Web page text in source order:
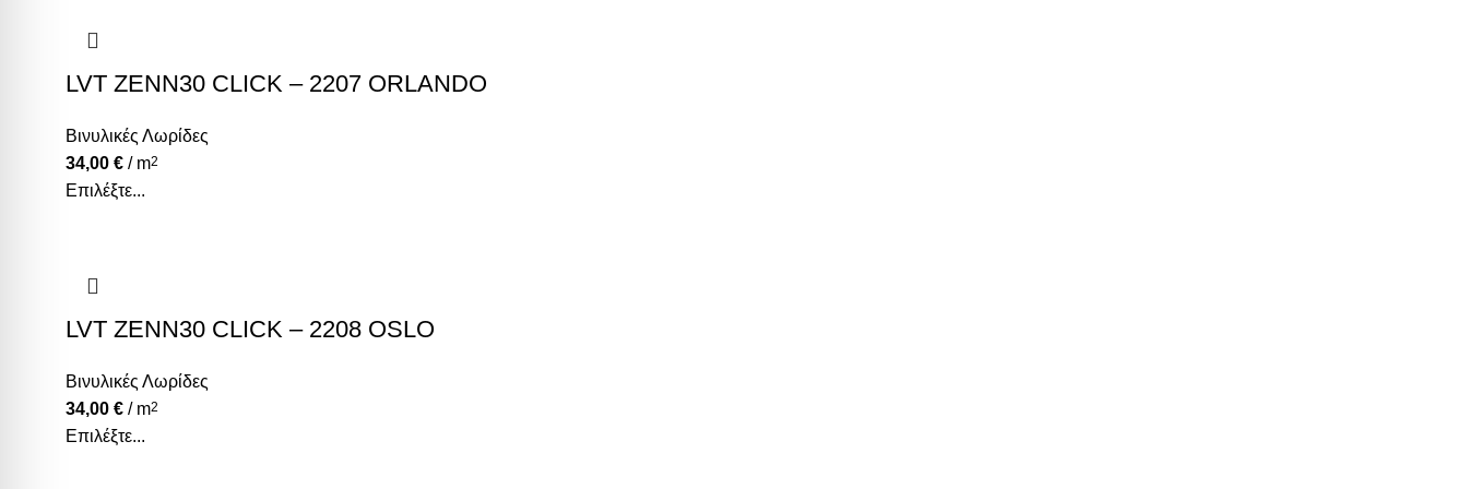
LVT ZENN30 CLICK – 2207 ORLANDO
Βινυλικές Λωρίδες
34,00 € / m2
Επιλέξτε...
LVT ZENN30 CLICK – 2208 OSLO
Βινυλικές Λωρίδες
34,00 € / m2
Επιλέξτε...